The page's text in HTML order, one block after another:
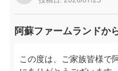
阿蘇ファームランドか
この度は、ご家族皆様で